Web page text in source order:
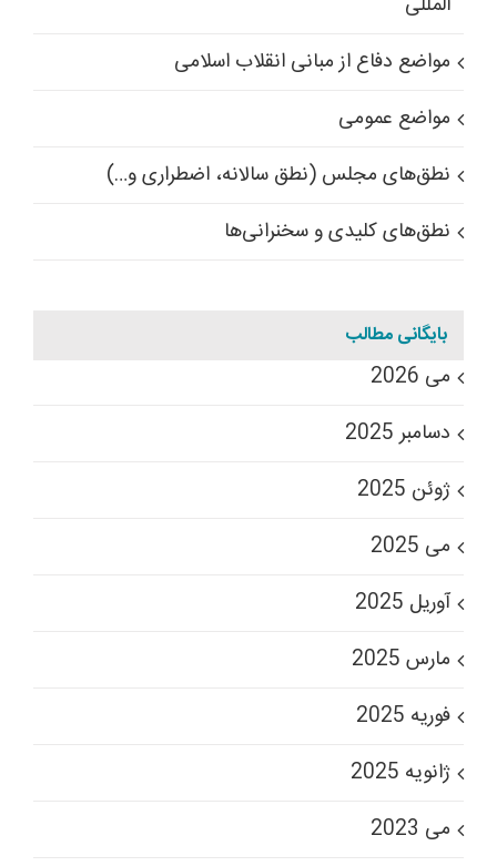
مواضع دفاع از مبانی انقلاب اسلامی
مواضع عمومی
نطق‌های مجلس (نطق سالانه، اضطراری و…)
نطق‌های کلیدی و سخنرانی‌ها
بایگانی مطالب
می 2026
دسامبر 2025
ژوئن 2025
می 2025
آوریل 2025
مارس 2025
فوریه 2025
ژانویه 2025
می 2023